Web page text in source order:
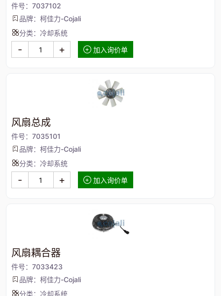
件号：7037102
品牌：柯佳力-Cojali
分类：冷却系统
- + 加入询价单
风扇总成
件号：7035101
品牌：柯佳力-Cojali
分类：冷却系统
- + 加入询价单
风扇耦合器
件号：7033423
品牌：柯佳力-Cojali
分类：冷却系统